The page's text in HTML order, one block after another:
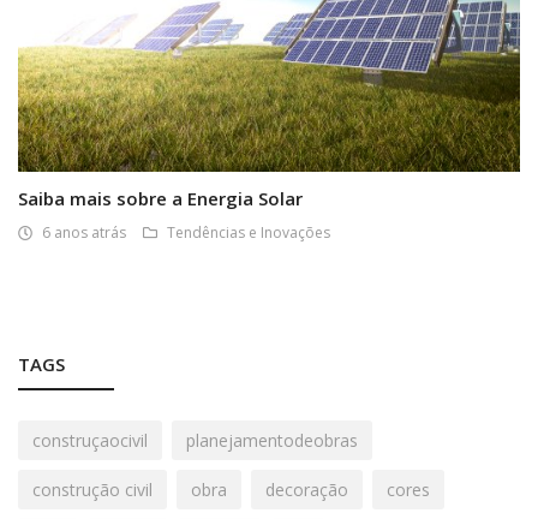
Saiba mais sobre a Energia Solar
6 anos atrás Tendências e Inovações
TAGS
construçaocivil planejamentodeobras
construção civil obra decoração cores